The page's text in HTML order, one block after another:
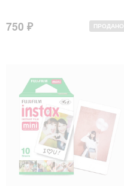
750 ₽ ПРОДАНО